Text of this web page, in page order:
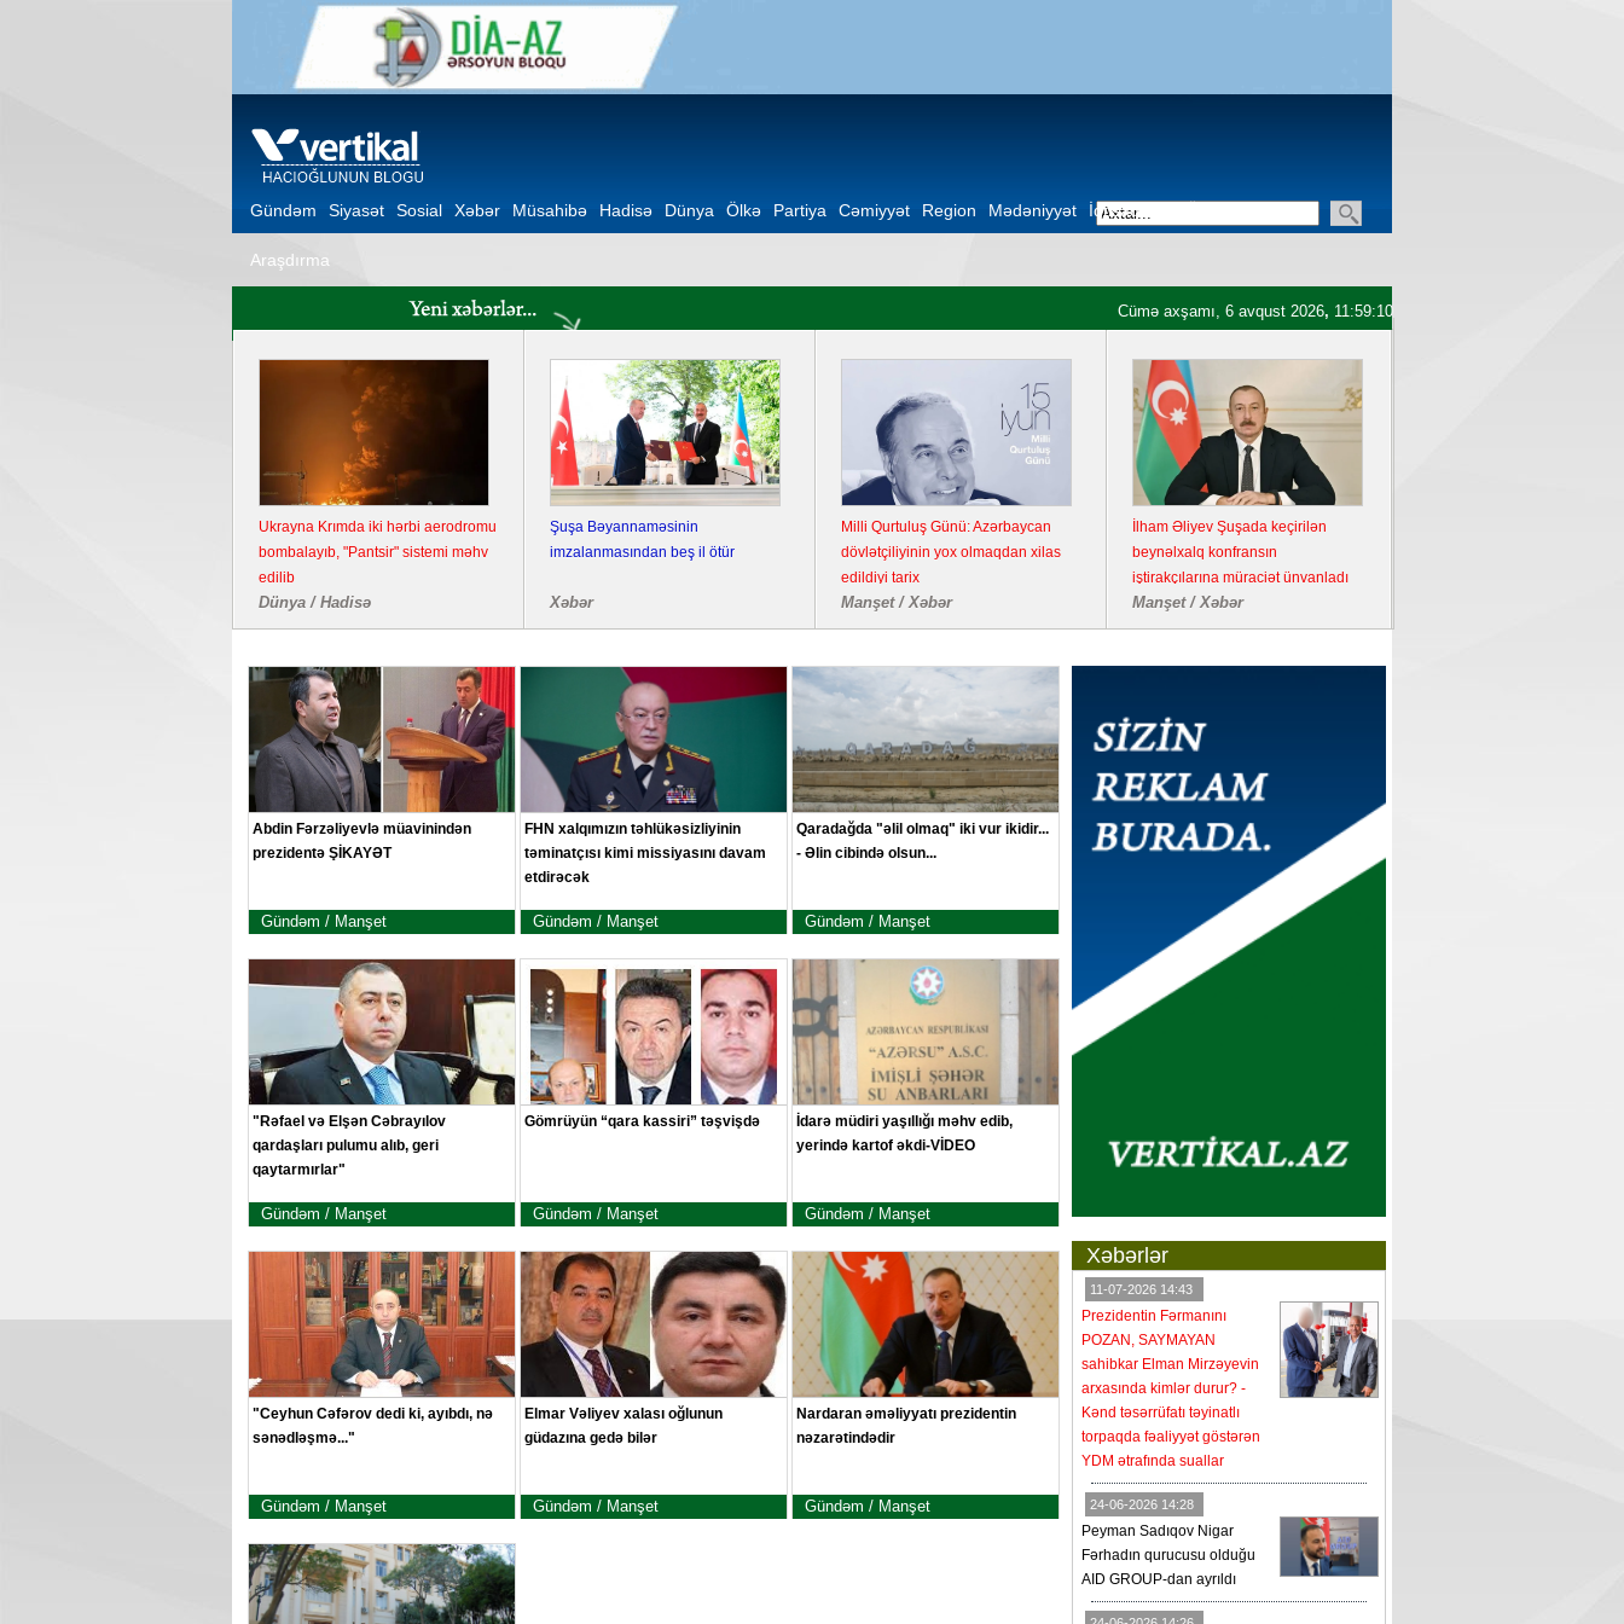
Gündəm Siyasət Sosial Xəbər Müsahibə Hadisə Dünya Ölkə Partiya Cəmiyyət Region Mədəniyyət İqtisadiyyat
Araşdırma
Cümə axşamı, 6 avqust 2026, 11:59:11
Ukrayna Krımda iki hərbi aerodromu
bombalayıb, "Pantsir" sistemi məhv
edilib
Dünya / Hadisə
Şuşa Bəyannaməsinin
imzalanmasından beş il ötür
Xəbər
Milli Qurtuluş Günü: Azərbaycan
dövlətçiliyinin yox olmaqdan xilas
edildiyi tarix
Manşet / Xəbər
İlham Əliyev Şuşada keçirilən
beynəlxalq konfransın
iştirakçılarına müraciət ünvanladı
Manşet / Xəbər
Abdin Fərzəliyevlə müavinindən
prezidentə ŞİKAYƏT
Gündəm / Manşet
FHN xalqımızın təhlükəsizliyinin
təminatçısı kimi missiyasını davam
etdirəcək
Gündəm / Manşet
Qaradağda "əlil olmaq" iki vur ikidir...
- Əlin cibində olsun...
Gündəm / Manşet
"Rəfael və Elşən Cəbrayılov
qardaşları pulumu alıb, geri
qaytarmırlar"
Gündəm / Manşet
Gömrüyün “qara kassiri” təşvişdə
Gündəm / Manşet
İdarə müdiri yaşıllığı məhv edib,
yerində kartof əkdi-VİDEO
Gündəm / Manşet
"Ceyhun Cəfərov dedi ki, ayıbdı, nə
sənədləşmə..."
Gündəm / Manşet
Elmar Vəliyev xalası oğlunun
güdazına gedə bilər
Gündəm / Manşet
Nardaran əməliyyatı prezidentin
nəzarətindədir
Gündəm / Manşet
Xəbərlər
11-07-2026 14:43
Prezidentin Fərmanını
POZAN, SAYMAYAN
sahibkar Elman Mirzəyevin
arxasında kimlər durur? -
Kənd təsərrüfatı təyinatlı
torpaqda fəaliyyət göstərən
YDM ətrafında suallar
24-06-2026 14:28
Peyman Sadıqov Nigar
Fərhadın qurucusu olduğu
AID GROUP-dan ayrıldı